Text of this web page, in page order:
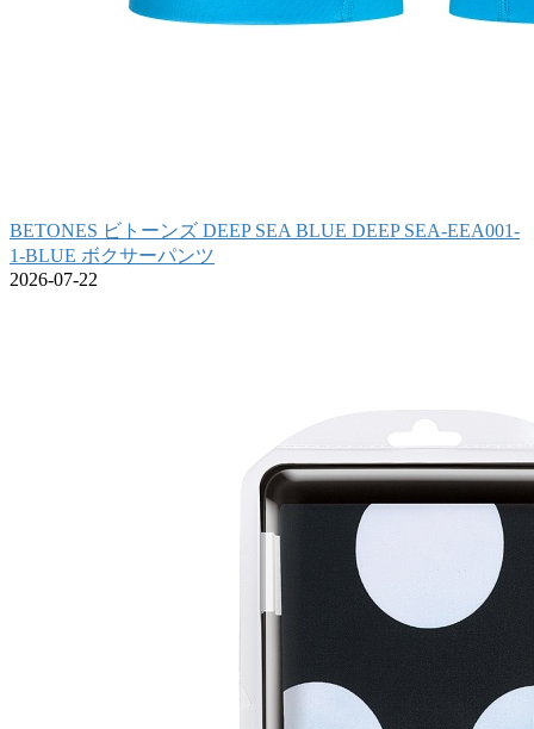
BETONES ビトーンズ DEEP SEA BLUE DEEP SEA-EEA001-
1-BLUE ボクサーパンツ
2026-07-22